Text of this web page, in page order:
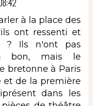
à la place des
ont ressenti et
? Ils n'ont pas
bon, mais le
bretonne à Paris
et de la première
dans les